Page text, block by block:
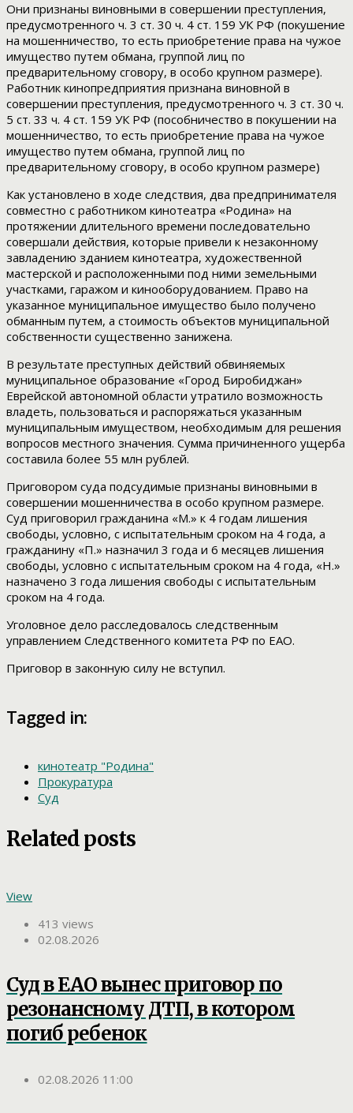
Они признаны виновными в совершении преступления,
предусмотренного ч. 3 ст. 30 ч. 4 ст. 159 УК РФ (покушение
на мошенничество, то есть приобретение права на чужое
имущество путем обмана, группой лиц по
предварительному сговору, в особо крупном размере).
Работник кинопредприятия признана виновной в
совершении преступления, предусмотренного ч. 3 ст. 30 ч.
5 ст. 33 ч. 4 ст. 159 УК РФ (пособничество в покушении на
мошенничество, то есть приобретение права на чужое
имущество путем обмана, группой лиц по
предварительному сговору, в особо крупном размере)
Как установлено в ходе следствия, два предпринимателя
совместно с работником кинотеатра «Родина» на
протяжении длительного времени последовательно
совершали действия, которые привели к незаконному
завладению зданием кинотеатра, художественной
мастерской и расположенными под ними земельными
участками, гаражом и кинооборудованием. Право на
указанное муниципальное имущество было получено
обманным путем, а стоимость объектов муниципальной
собственности существенно занижена.
В результате преступных действий обвиняемых
муниципальное образование «Город Биробиджан»
Еврейской автономной области утратило возможность
владеть, пользоваться и распоряжаться указанным
муниципальным имуществом, необходимым для решения
вопросов местного значения. Сумма причиненного ущерба
составила более 55 млн рублей.
Приговором суда подсудимые признаны виновными в
совершении мошенничества в особо крупном размере.
Суд приговорил гражданина «М.» к 4 годам лишения
свободы, условно, с испытательным сроком на 4 года, а
гражданину «П.» назначил 3 года и 6 месяцев лишения
свободы, условно с испытательным сроком на 4 года, «Н.»
назначено 3 года лишения свободы с испытательным
сроком на 4 года.
Уголовное дело расследовалось следственным
управлением Следственного комитета РФ по ЕАО.
Приговор в законную силу не вступил.
Tagged in:
кинотеатр "Родина"
Прокуратура
Суд
Related posts
View
413 views
02.08.2026
Суд в ЕАО вынес приговор по
резонансному ДТП, в котором
погиб ребенок
02.08.2026 11:00